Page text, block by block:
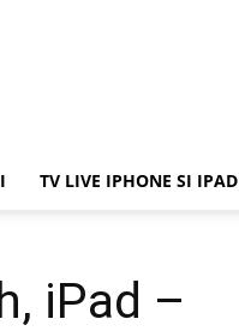
TV LIVE IPHONE SI IPAD
iPad –